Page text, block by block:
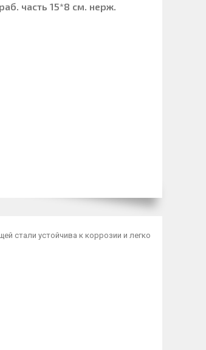
часть 15*8 см. нерж.
стали устойчива к коррозии и легко